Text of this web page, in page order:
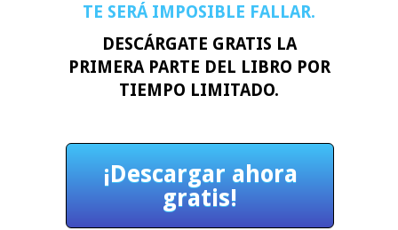
TE SERÁ IMPOSIBLE FALLAR.
DESCÁRGATE GRATIS LA
PRIMERA PARTE DEL LIBRO POR
TIEMPO LIMITADO.
¡Descargar ahora
gratis!